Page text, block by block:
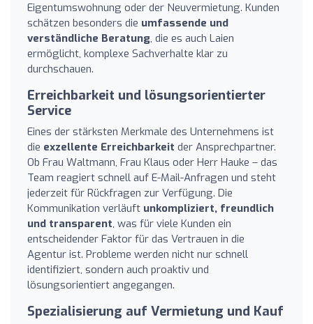
Eigentumswohnung oder der Neuvermietung. Kunden
schätzen besonders die umfassende und
verständliche Beratung, die es auch Laien
ermöglicht, komplexe Sachverhalte klar zu
durchschauen.
Erreichbarkeit und lösungsorientierter
Service
Eines der stärksten Merkmale des Unternehmens ist
die exzellente Erreichbarkeit der Ansprechpartner.
Ob Frau Waltmann, Frau Klaus oder Herr Hauke – das
Team reagiert schnell auf E-Mail-Anfragen und steht
jederzeit für Rückfragen zur Verfügung. Die
Kommunikation verläuft unkompliziert, freundlich
und transparent, was für viele Kunden ein
entscheidender Faktor für das Vertrauen in die
Agentur ist. Probleme werden nicht nur schnell
identifiziert, sondern auch proaktiv und
lösungsorientiert angegangen.
Spezialisierung auf Vermietung und Kauf